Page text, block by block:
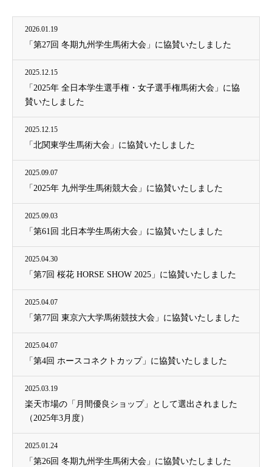
2026.01.19
「第27回 冬期九州学生馬術大会」に協賛いたしました
2025.12.15
「2025年 全日本学生選手権・女子選手権馬術大会」に協
賛いたしました
2025.12.15
「北関東学生馬術大会」に協賛いたしました
2025.09.07
「2025年 九州学生馬術競大会」に協賛いたしました
2025.09.03
「第61回 北日本学生馬術大会」に協賛いたしました
2025.04.30
「第7回 桜花 HORSE SHOW 2025」に協賛いたしました
2025.04.07
「第77回 東京六大学馬術競技大会」に協賛いたしました
2025.04.07
「第4回 ホースコネクトカップ」に協賛いたしました
2025.03.19
楽天市場の「月間優良ショップ」として選出されました
（2025年3月度）
2025.01.24
「第26回 冬期九州学生馬術大会」に協賛いたしました